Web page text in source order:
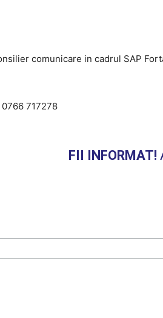
comunicare in cadrul SAP
717278
FII INFORMAT!